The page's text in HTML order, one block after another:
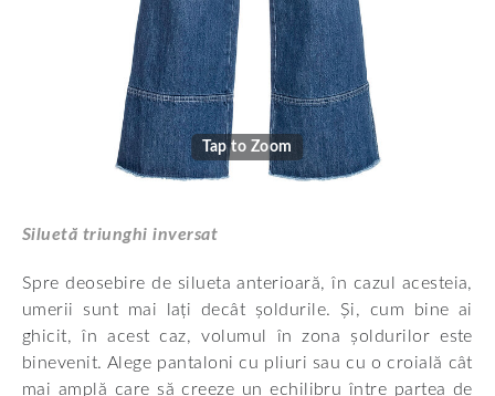
Tap to Zoom
Siluetă triunghi inversat
Spre deosebire de silueta anterioară, în cazul acesteia,
umerii sunt mai lați decât șoldurile. Și, cum bine ai
ghicit, în acest caz, volumul în zona șoldurilor este
binevenit. Alege pantaloni cu pliuri sau cu o croială cât
mai amplă care să creeze un echilibru între partea de